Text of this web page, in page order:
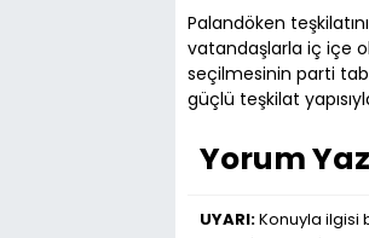
Palandöken
vatandaşlarla iç içe
seçilmesinin parti
güçlü teşkilat
Yorum Yaz
UYARI:Konuyla ilgisi